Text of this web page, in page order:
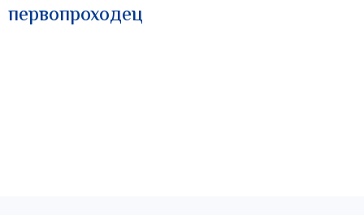
первопроходец